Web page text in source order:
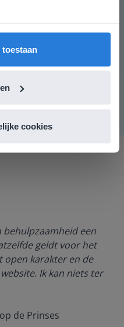
cookies
het lesdoel begrijpen
is om op schaal te
de leerlingen een
Ze moeten minimaal
waarbij ze kunnen
een
geldt voor het
open karakter en de
Ik kan niets ter
de Prinses
gaat. Hier
Nederland